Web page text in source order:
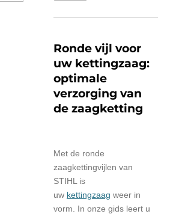
Ronde vijl voor
uw kettingzaag:
optimale
verzorging van
de zaagketting
Met de ronde
zaagkettingvijlen van
STIHL is
uw kettingzaag weer in
vorm. In onze gids leert u